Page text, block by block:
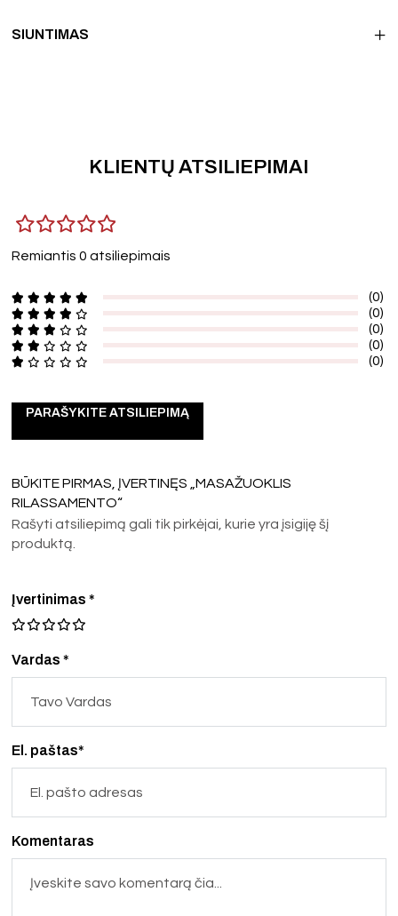
SIUNTIMAS
KLIENTŲ ATSILIEPIMAI
Remiantis 0 atsiliepimais
(0)
(0)
(0)
(0)
(0)
PARAŠYKITE ATSILIEPIMĄ
BŪKITE PIRMAS, ĮVERTINĘS „MASAŽUOKLIS
RILASSAMENTO“
Rašyti atsiliepimą gali tik pirkėjai, kurie yra įsigiję šį
produktą.
Vardas *
El. paštas*
Įvertinimas*
Komentaras